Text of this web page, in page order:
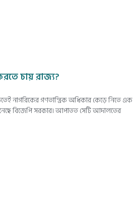
চায় রাজ্য?
নাগরিকের গণতান্ত্রিক অধিকার কেড়ে নিতে এক
বিজেপি সরকার। আপাতত সেটি আদালতের